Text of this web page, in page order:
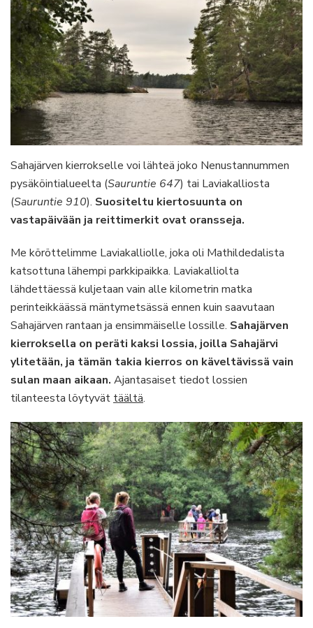
Sahajärven kierrokselle voi lähteä joko Nenustannummen
pysäköintialueelta (Sauruntie 647) tai Laviakalliosta
(Sauruntie 910). Suositeltu kiertosuunta on
vastapäivään ja reittimerkit ovat oransseja.
Me köröttelimme Laviakalliolle, joka oli Mathildedalista
katsottuna lähempi parkkipaikka. Laviakalliolta
lähdettäessä kuljetaan vain alle kilometrin matka
perinteikkäässä mäntymetsässä ennen kuin saavutaan
Sahajärven rantaan ja ensimmäiselle lossille. Sahajärven
kierroksella on peräti kaksi lossia, joilla Sahajärvi
ylitetään, ja tämän takia kierros on käveltävissä vain
sulan maan aikaan. Ajantasaiset tiedot lossien
tilanteesta löytyvättäältä.